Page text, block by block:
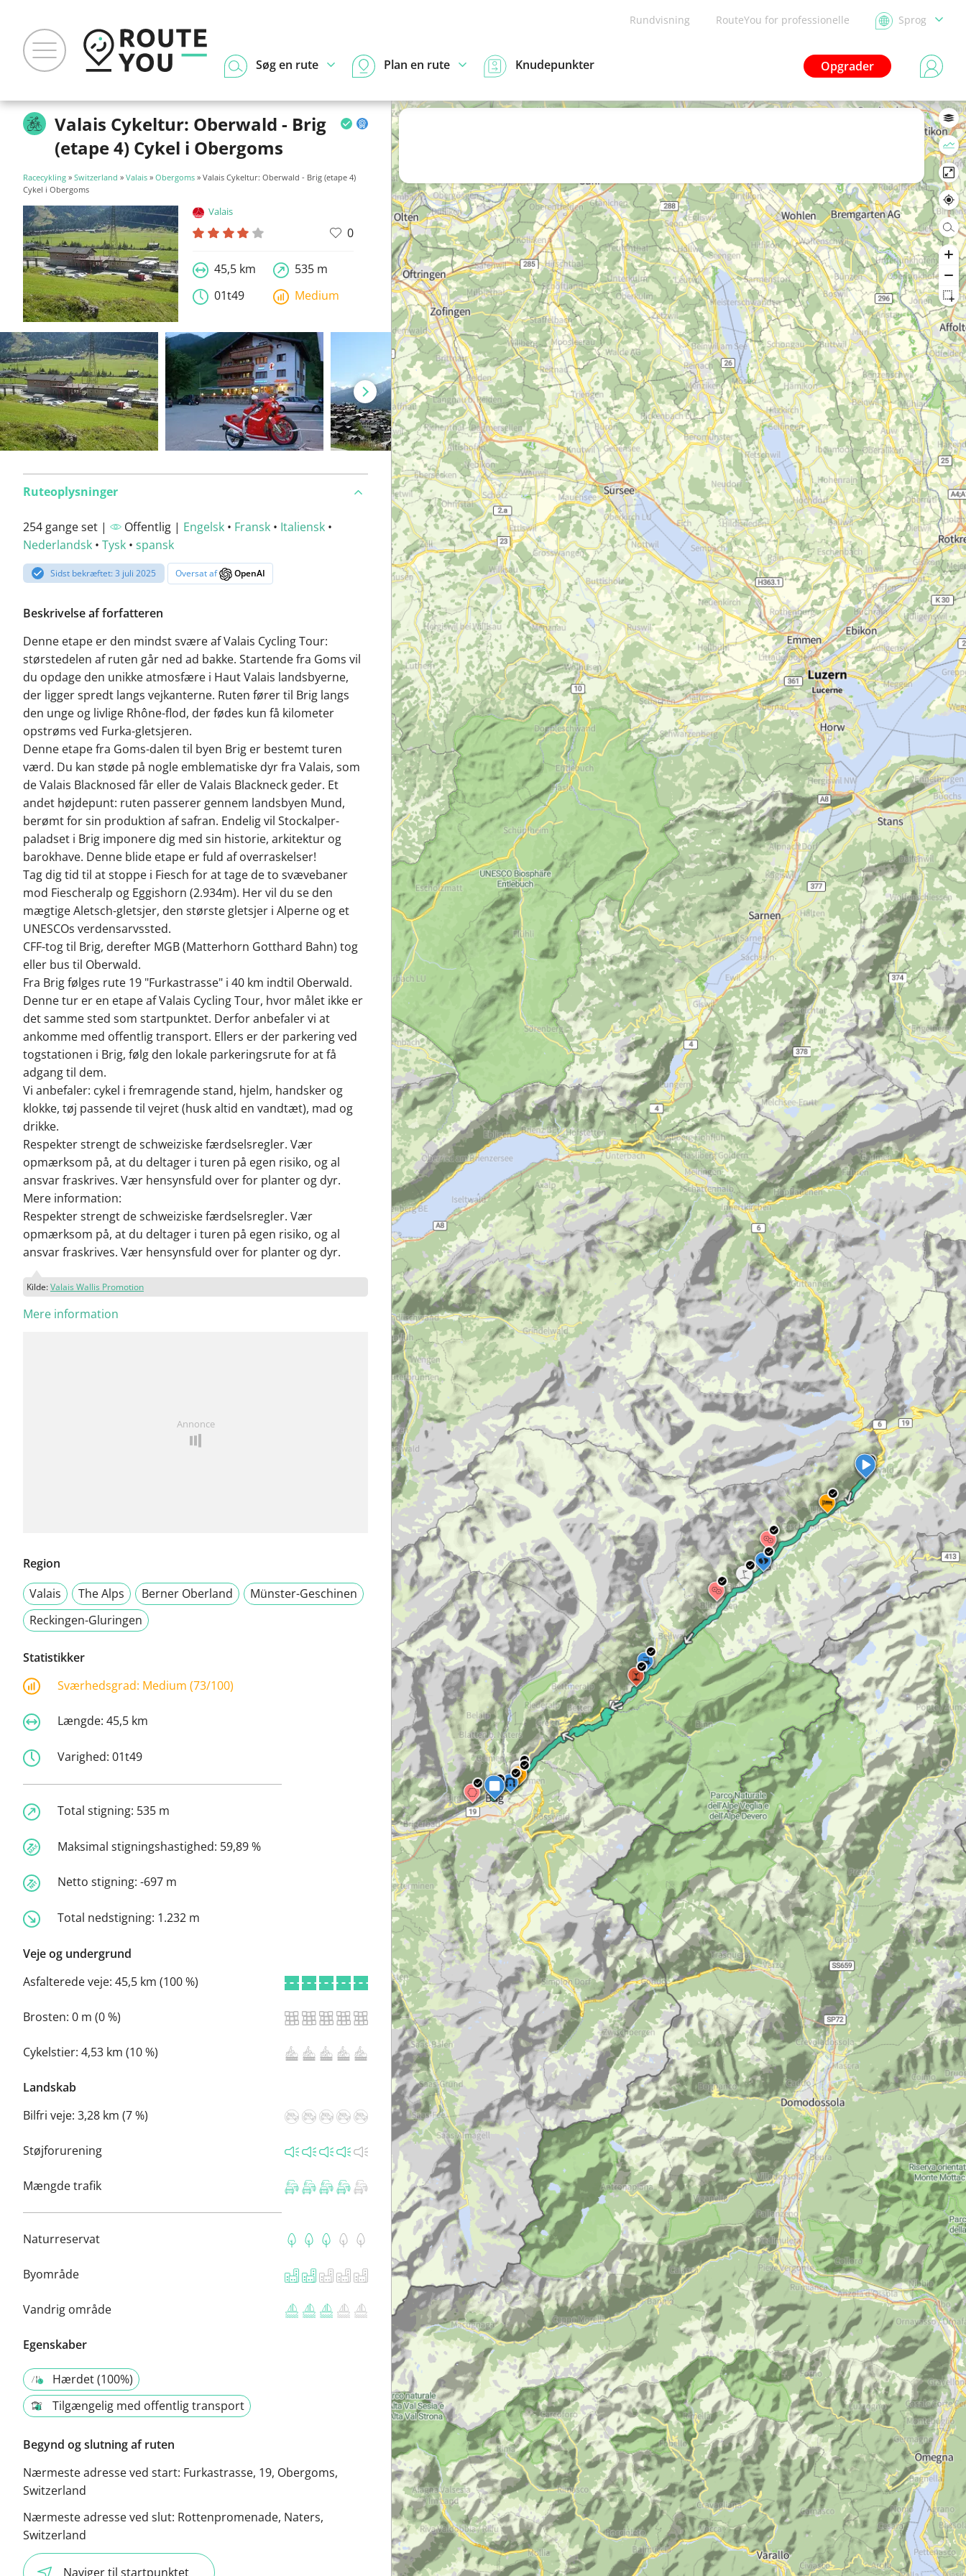
Rundvisning RouteYou for professionelle Sprog
Opgrader
Søg en rute Plan en rute Knudepunkter
Valais Cykeltur: Oberwald - Brig
(etape 4) Cykel i Obergoms
Racecykling » Switzerland » Valais » Obergoms » Valais Cykeltur: Oberwald - Brig (etape 4)
Cykel i Obergoms
Valais
0
45,5 km
535 m
01t49
Medium
Ruteoplysninger
254 gange set | Offentlig | Engelsk • Fransk • Italiensk •
Nederlandsk • Tysk • spansk
Sidst bekræftet: 3 juli 2025 Oversat af OpenAI
Beskrivelse af forfatteren
Denne etape er den mindst svære af Valais Cycling Tour:
størstedelen af ruten går ned ad bakke. Startende fra Goms vil
du opdage den unikke atmosfære i Haut Valais landsbyerne,
der ligger spredt langs vejkanterne. Ruten fører til Brig langs
den unge og livlige Rhône-flod, der fødes kun få kilometer
opstrøms ved Furka-gletsjeren.
Denne etape fra Goms-dalen til byen Brig er bestemt turen
værd. Du kan støde på nogle emblematiske dyr fra Valais, som
de Valais Blacknosed får eller de Valais Blackneck geder. Et
andet højdepunt: ruten passerer gennem landsbyen Mund,
berømt for sin produktion af safran. Endelig vil Stockalper-
paladset i Brig imponere dig med sin historie, arkitektur og
barokhave. Denne blide etape er fuld af overraskelser!
Tag dig tid til at stoppe i Fiesch for at tage de to svævebaner
mod Fiescheralp og Eggishorn (2.934m). Her vil du se den
mægtige Aletsch-gletsjer, den største gletsjer i Alperne og et
UNESCOs verdensarvssted.
CFF-tog til Brig, derefter MGB (Matterhorn Gotthard Bahn) tog
eller bus til Oberwald.
Fra Brig følges rute 19 "Furkastrasse" i 40 km indtil Oberwald.
Denne tur er en etape af Valais Cycling Tour, hvor målet ikke er
det samme sted som startpunktet. Derfor anbefaler vi at
ankomme med offentlig transport. Ellers er der parkering ved
togstationen i Brig, følg den lokale parkeringsrute for at få
adgang til dem.
Vi anbefaler: cykel i fremragende stand, hjelm, handsker og
klokke, tøj passende til vejret (husk altid en vandtæt), mad og
drikke.
Respekter strengt de schweiziske færdselsregler. Vær
opmærksom på, at du deltager i turen på egen risiko, og al
ansvar fraskrives. Vær hensynsfuld over for planter og dyr.
Mere information:
Respekter strengt de schweiziske færdselsregler. Vær
opmærksom på, at du deltager i turen på egen risiko, og al
ansvar fraskrives. Vær hensynsfuld over for planter og dyr.
Kilde:Valais Wallis Promotion
Mere information
Annonce
Region
Valais
The Alps Berner Oberland
Münster-Geschinen
Reckingen-Gluringen
Statistikker
Sværhedsgrad: Medium (73/100)
Længde: 45,5 km
Varighed: 01t49
Total stigning: 535 m
Maksimal stigningshastighed: 59,89 %
Netto stigning: -697 m
Total nedstigning: 1.232 m
Veje og undergrund
Asfalterede veje: 45,5 km (100 %)
Brosten: 0 m (0 %)
Cykelstier: 4,53 km (10 %)
Landskab
Bilfri veje: 3,28 km (7 %)
Støjforurening
Mængde trafik
Naturreservat
Byområde
Vandrig område
Egenskaber
Hærdet (100%)
Tilgængelig med offentlig transport
Begynd og slutning af ruten
Nærmeste adresse ved start: Furkastrasse, 19, Obergoms,
Switzerland
Nærmeste adresse ved slut: Rottenpromenade, Naters,
Switzerland
Naviger til startpunktet